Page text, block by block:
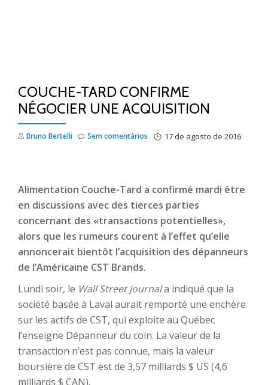
COUCHE-TARD CONFIRME
NÉGOCIER UNE ACQUISITION
Bruno Bertelli 17 de agosto de 2016
Sem comentários
Alimentation Couche-Tard a confirmé mardi être
en discussions avec des tierces parties
concernant des «transactions potentielles»,
alors que les rumeurs courent à l’effet qu’elle
annoncerait bientôt l’acquisition des dépanneurs
de l’Américaine CST Brands.
Lundi soir, le Wall Street Journala indiqué que la
société basée à Laval aurait remporté une enchère
sur les actifs de CST, qui exploite au Québec
l’enseigne Dépanneur du coin. La valeur de la
transaction n’est pas connue, mais la valeur
boursière de CST est de 3,57 milliards $ US (4,6
milliards $ CAN).